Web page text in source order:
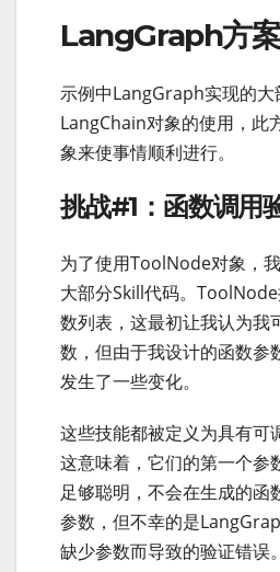
LangGraph方
示例中LangGraph实现的大
LangChain对象的使用，此
象来使事情顺利进行。
挑战#1：函数调用
为了使用ToolNode对象，
大部分Skill代码。
数列表，这最初让我认为我
数，但由于我设计的函数参
发生了一些变化。
这些技能都被定义为具有可
这意味着，它们的第一个参
足够聪明，不会在生成的函
参数，但不幸的是
缺少参数而导致的验证错误。